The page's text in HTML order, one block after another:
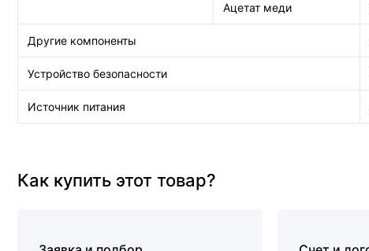
Ацетат меди
Другие компоненты
Устройство безопасности
Источник питания
Как купить этот товар?